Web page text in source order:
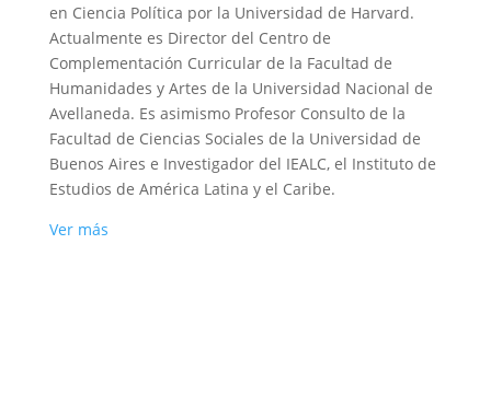
en Ciencia Política por la Universidad de Harvard.
Actualmente es Director del Centro de
Complementación Curricular de la Facultad de
Humanidades y Artes de la Universidad Nacional de
Avellaneda. Es asimismo Profesor Consulto de la
Facultad de Ciencias Sociales de la Universidad de
Buenos Aires e Investigador del IEALC, el Instituto de
Estudios de América Latina y el Caribe.
Ver más